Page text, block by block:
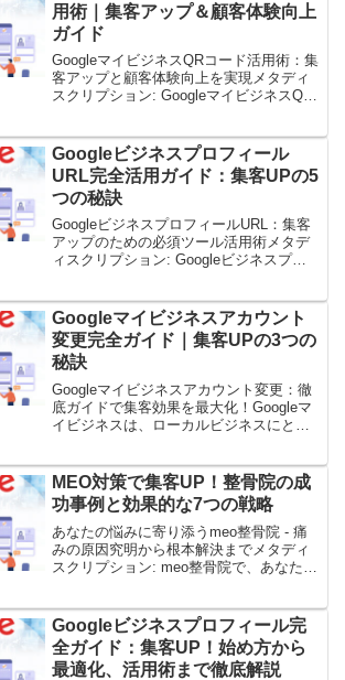
用術｜集客アップ＆顧客体験向上
ガイド
GoogleマイビジネスQRコード活用術：集
客アップと顧客体験向上を実現メタディ
スクリプション: GoogleマイビジネスQR
設置場所、効果測定、活用事例、最新機
能まで...
Googleビジネスプロフィール
URL完全活用ガイド：集客UPの5
つの秘訣
GoogleビジネスプロフィールURL：集客
アップのための必須ツール活用術メタデ
ィスクリプション: Googleビジネスプロ
GoogleビジネスプロフィールURLの重
要...
Googleマイビジネスアカウント
変更完全ガイド｜集客UPの3つの
秘訣
Googleマイビジネスアカウント変更：徹
底ガイドで集客効果を最大化！Googleマ
イビジネスは、ローカルビジネスにとっ
でGoogleマイビジネスアカウントの変更
が必要...
MEO対策で集客UP！整骨院の成
功事例と効果的な7つの戦略
あなたの悩みに寄り添うmeo整骨院 - 痛
みの原因究明から根本解決までメタディ
スクリプション: meo整骨院で、あなたの
適な生活を取り戻しましょう。口コミで
も評判の高い...
Googleビジネスプロフィール完
全ガイド：集客UP！始め方から
最適化、活用術まで徹底解説